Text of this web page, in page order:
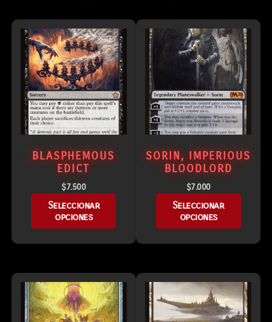
BLASPHEMOUS
EDICT
$7.500
Seleccionar
opciones
SORIN, IMPERIOUS
BLOODLORD
$7.000
Seleccionar
opciones